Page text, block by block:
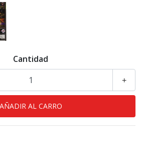
Cantidad
+